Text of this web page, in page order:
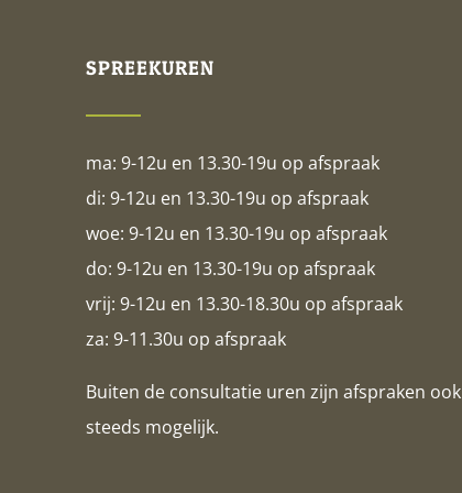
SPREEKUREN
ma: 9-12u en 13.30-19u op afspraak
di: 9-12u en 13.30-19u op afspraak
woe: 9-12u en 13.30-19u op afspraak
do: 9-12u en 13.30-19u op afspraak
vrij: 9-12u en 13.30-18.30u op afspraak
za: 9-11.30u op afspraak
Buiten de consultatie uren zijn afspraken ook
steeds mogelijk.